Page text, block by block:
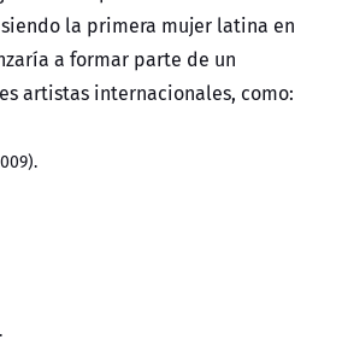
la primera mujer latina en
a formar parte de un
artistas internacionales, como: